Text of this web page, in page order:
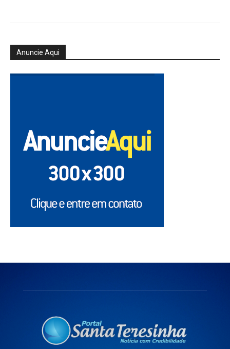
Anuncie Aqui